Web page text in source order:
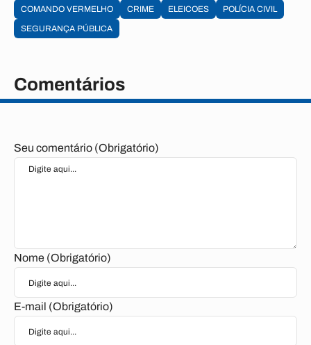
COMANDO VERMELHO CRIME ELEICOES
POLÍCIA CIVIL
SEGURANÇA PÚBLICA
Comentários
Seu comentário (Obrigatório)
Nome (Obrigatório)
E-mail (Obrigatório)